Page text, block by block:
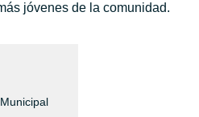
jóvenes de la comunidad.